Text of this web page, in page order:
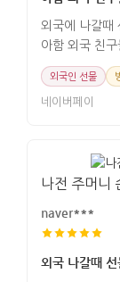
외국에 나갈때
아함 외국 친
외국인 선물
네이버페이
나전 주머니
naver***
외국 나갈때